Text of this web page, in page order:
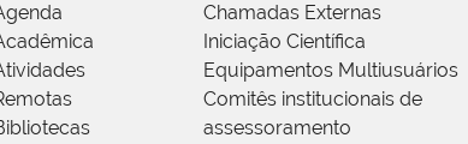
Chamadas Externas
Iniciação Científica
Equipamentos Multiusuários
Comitês institucionais de
assessoramento